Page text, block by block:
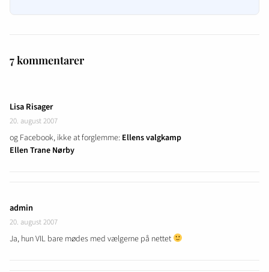
7 kommentarer
Lisa Risager
20. august 2007
og Facebook, ikke at forglemme: Ellens valgkamp
Ellen Trane Nørby
admin
20. august 2007
Ja, hun VIL bare mødes med vælgerne på nettet